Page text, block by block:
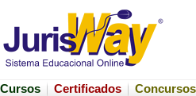
Cursos Certificados Concursos